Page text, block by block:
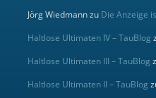
Jörg Wiedmannzu Die Anzeige
Haltlose Ultimaten IV – TauBlog
Haltlose Ultimaten III – TauBlog
Haltlose Ultimaten II – TauBlog